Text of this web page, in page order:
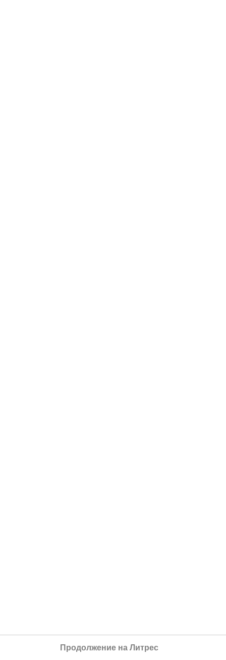
Продолжение на Литрес